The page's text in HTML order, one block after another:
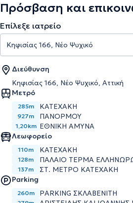
Πρόσβαση και
Επίλεξε ιατρείο
Διεύθυνση
Κηφισίας 166, Νέο Ψυχικό, Αττική
Μετρό
285m ΚΑΤΕΧΑΚΗ
927m ΠΑΝΟΡΜΟΥ
1,20km ΕΘΝΙΚΗ ΑΜΥΝΑ
Λεωφορείο
110m ΚΑΤΕΧΑΚΗ
128m ΠΑΛΑΙΟ ΤΕΡΜΑ
137m
ΣΤ. ΜΕΤΡΟ ΚΑΤΕΧΑΚΗ
Parking
260m PARKING ΣΚΛΑΒΕΝΙΤΗ